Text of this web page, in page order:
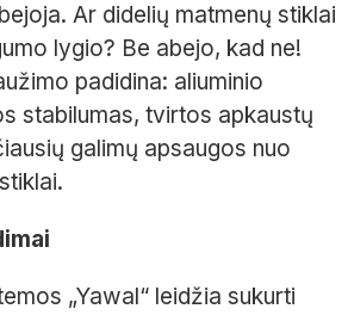
Ar didelių matmenų stiklai
lygio? Be abejo, kad ne!
padidina: aliuminio
stabilumas, tvirtos apkaustų
galimų apsaugos nuo
„Yawal“ leidžia sukurti